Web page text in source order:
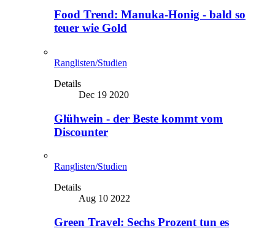
Food Trend: Manuka-Honig - bald so
teuer wie Gold
Ranglisten/Studien
Details
Dec 19 2020
Glühwein - der Beste kommt vom
Discounter
Ranglisten/Studien
Details
Aug 10 2022
Green Travel: Sechs Prozent tun es